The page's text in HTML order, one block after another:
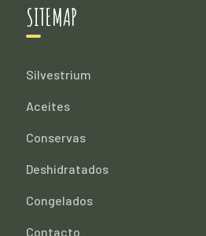
SITEMAP
Silvestrium
Aceites
Conservas
Deshidratados
Congelados
Contacto